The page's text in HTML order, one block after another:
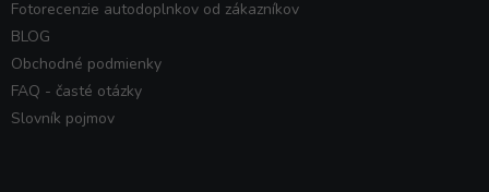
Fotorecenzie autodoplnkov od zákazníkov
BLOG
Obchodné podmienky
FAQ - časté otázky
Slovník pojmov